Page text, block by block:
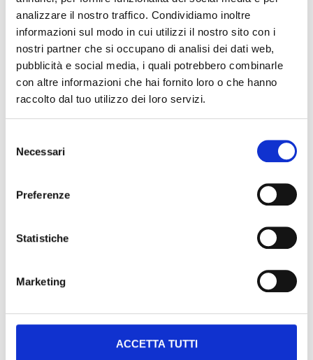
analizzare il nostro traffico. Condividiamo inoltre
informazioni sul modo in cui utilizzi il nostro sito con i
nostri partner che si occupano di analisi dei dati web,
pubblicità e social media, i quali potrebbero combinarle
con altre informazioni che hai fornito loro o che hanno
raccolto dal tuo utilizzo dei loro servizi.
delNecessari
Preferenze
Statistiche
Marketing
ACCETTA TUTTI
umani e robot.
rc::c
Google
Questo cookie è
usato per
distinguere tra
umani e robot.
Sessio
ne
ettingsSu
corretto stato dei
per
Sessio
ne